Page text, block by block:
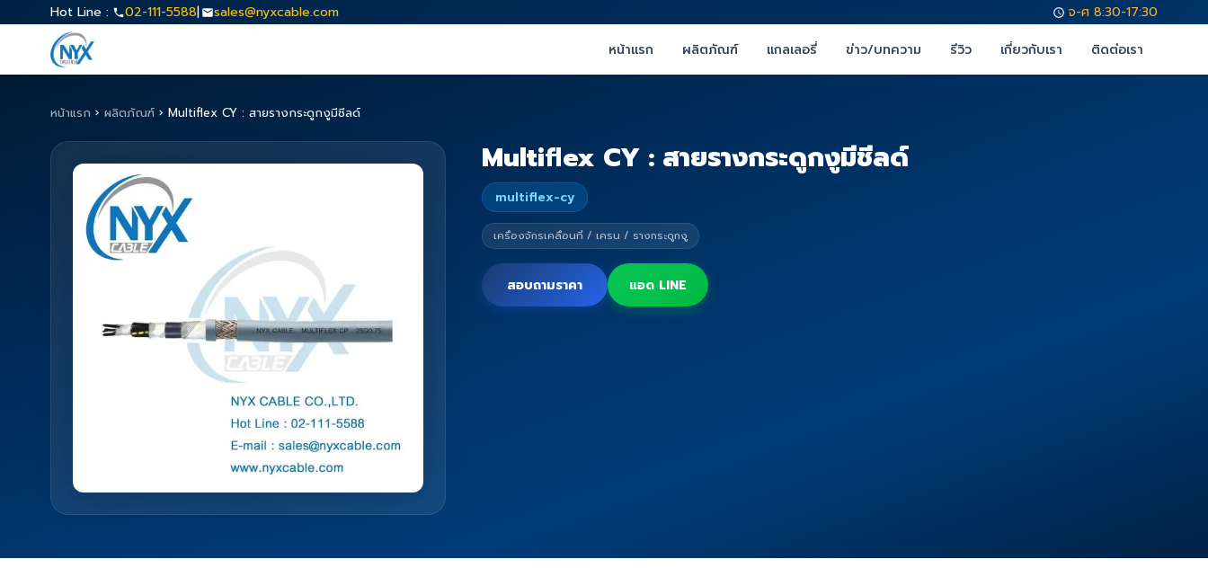
Hot Line : 02-111-5588| sales@nyxcable.com
จ-ศ 8:30-17:30
หน้าแรก
ผลิตภัณฑ์ แกลเลอรี่ ข่าว/บทความ รีวิว เกี่ยวกับเรา ติดต่อเรา
หน้าแรก › ผลิตภัณฑ์ › Multiflex CY : สายรางกระดูกงูมีชีลด์
Multiflex CY : สายรางกระดูกงูมีชีลด์
multiflex-cy
เครื่องจักรเคลื่อนที่ / เครน / รางกระดูกงู
สอบถามราคา แอด LINE